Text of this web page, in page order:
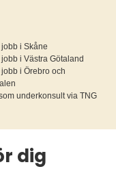
i Skåne
i Västra Götaland
i Örebro och
underkonsult via TNG
dig